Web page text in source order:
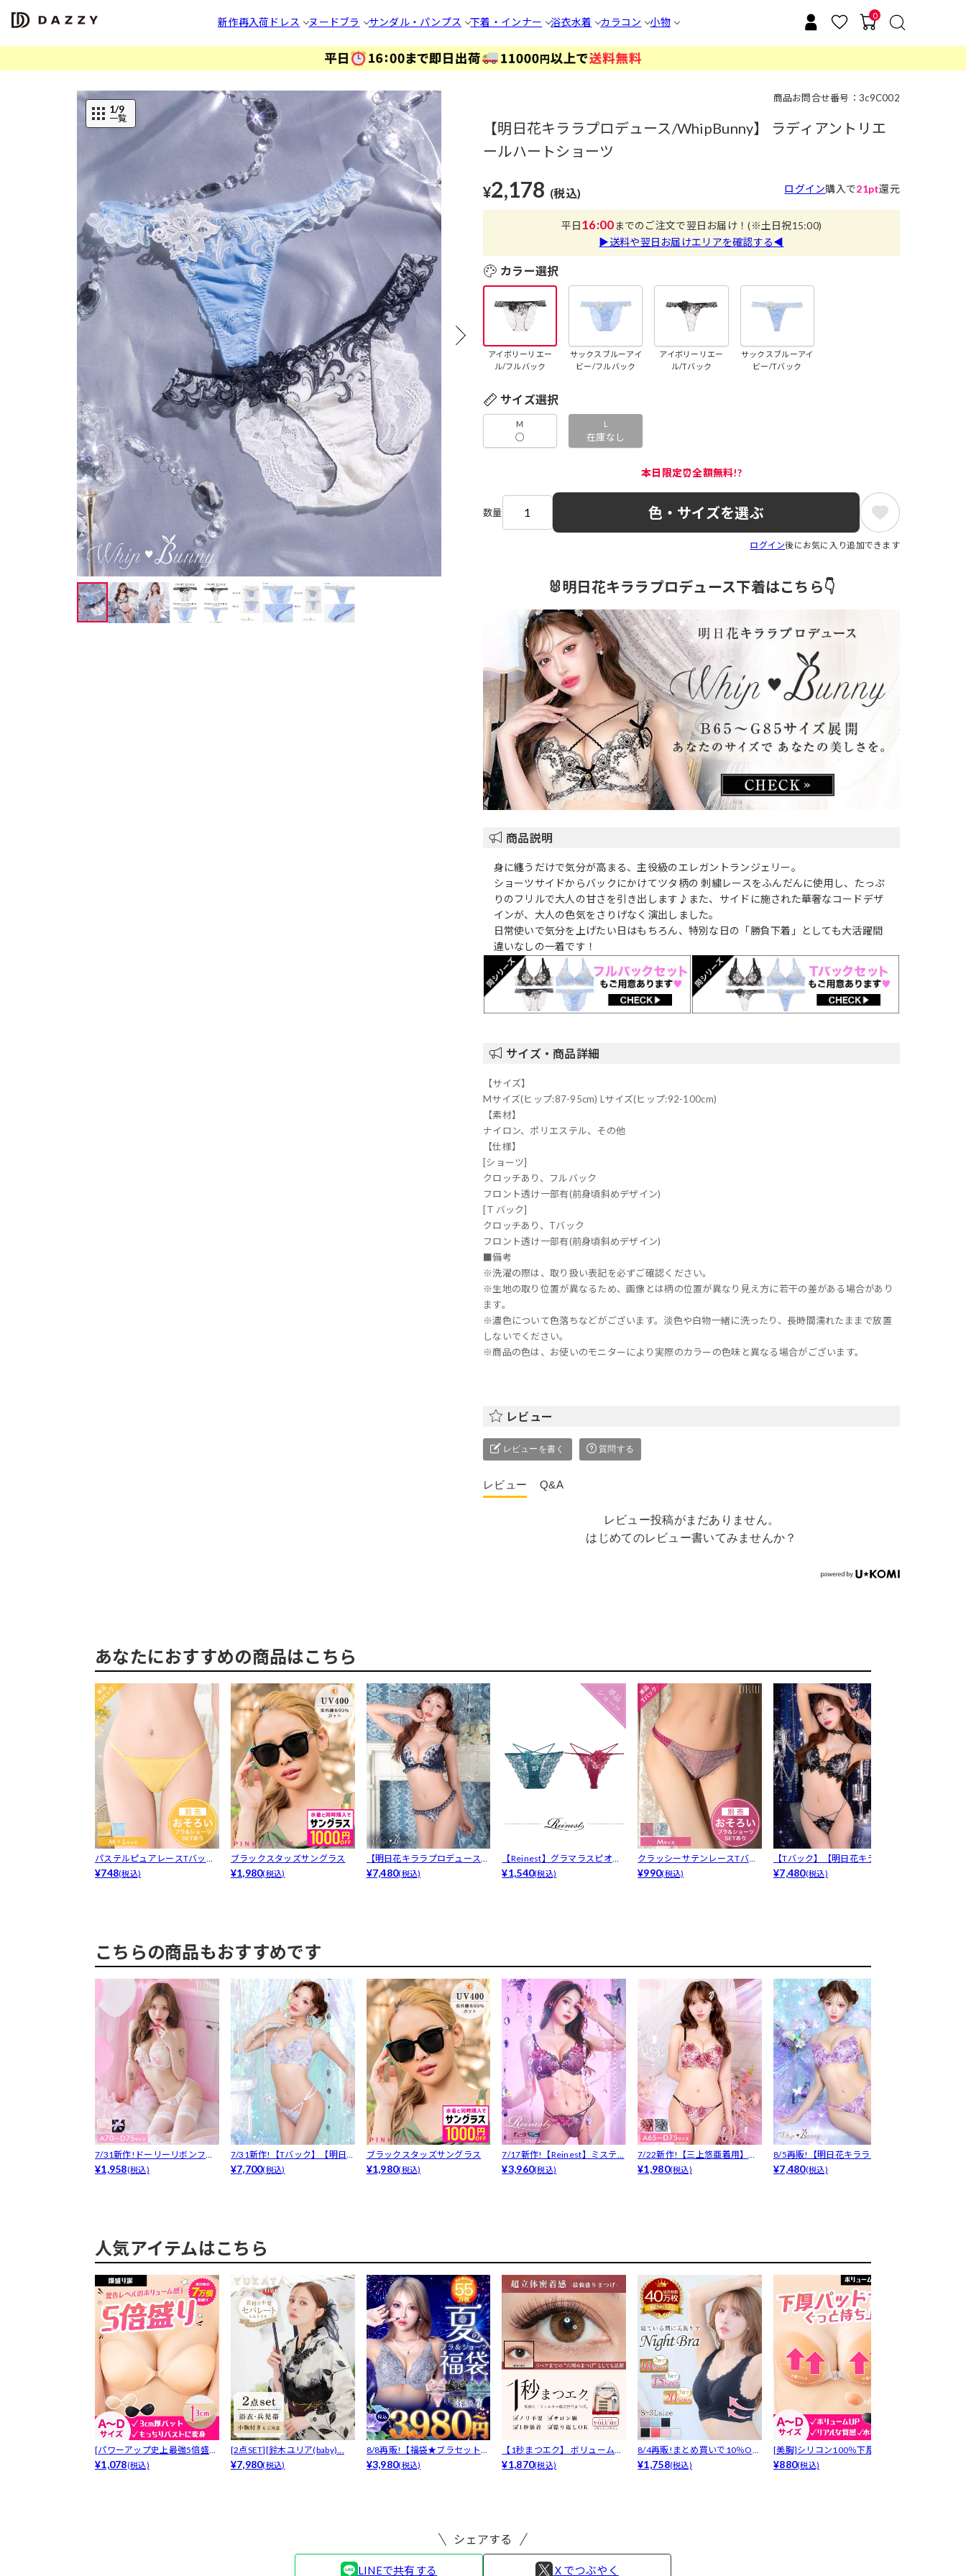
新作再入荷 ドレス ヌードブラ サンダル・パンプス 下着・インナー 浴衣水着 カラコン 小物
0
1/9
一覧
商品お問合せ番号：3c9C002
【明日花キララプロデュース/WhipBunny】 ラディアントリエ
ールハートショーツ
¥2,178 (税込) ログイン購入で21pt還元
平日16:00までのご注文で翌日お届け！(※土日祝15:00)
▶送料や翌日お届けエリアを確認する◀
カラー選択
アイボリーリエー
ル/フルバック
サックスブルーアイ
ビー/フルバック
アイボリーリエー
ル/Tバック
サックスブルーアイ
ビー/Tバック
サイズ選択
M
○
L
在庫なし
本日限定⏰全額無料!?
数量 色・サイズを選ぶ
ログイン後にお気に入り追加できます
🐰明日花キララプロデュース下着はこちら👇
商品説明
身に纏うだけで気分が高まる、主役級のエレガントランジェリー。
ショーツサイドからバックにかけてツタ柄の 刺繍レースをふんだんに使用し、たっぷ
りのフリルで大人の甘さを引き出します♪また、サイドに施された華奢なコードデザ
インが、大人の色気をさりげなく演出しました。
日常使いで気分を上げたい日はもちろん、特別な日の「勝負下着」としても大活躍間
違いなしの一着です！
サイズ・商品詳細
【サイズ】
Mサイズ(ヒップ:87-95cm) Lサイズ(ヒップ:92-100cm)
【素材】
ナイロン、ポリエステル、その他
【仕様】
[ショーツ]
クロッチあり、フルバック
フロント透け一部有(前身頃斜めデザイン)
[Ｔバック]
クロッチあり、Tバック
フロント透け一部有(前身頃斜めデザイン)
■備考
※洗濯の際は、取り扱い表記を必ずご確認ください。
※生地の取り位置が異なるため、画像とは柄の位置が異なり見え方に若干の差がある場合があり
ます。
※濃色について色落ちなどがございます。淡色や白物一緒に洗ったり、長時間濡れたままで放置
しないでください。
※商品の色は、お使いのモニターにより実際のカラーの色味と異なる場合がございます。
レビュー
レビューを書く 質問する
レビュー Q&A
レビュー投稿がまだありません。
はじめてのレビュー書いてみませんか？
あなたにおすすめの商品はこちら
パステルピュアレースTバック
ショーツ単...
¥748(税込)
ブラックスタッズサングラス
¥1,980(税込)
【明日花キララプロデュース/
WhipB...
¥7,480(税込)
【Reinest】グラマラスピオニ
ーコ...
¥1,540(税込)
クラッシーサテンレースTバッ
クショーツ...
¥990(税込)
【Tバック】【明日花キララプ
ロデュース...
¥7,480(税込)
こちらの商品もおすすめです
7/31新作!ドーリーリボンフリ
ルブラ...
¥1,958(税込)
7/31新作!【Tバック】【明日
花キラ...
¥7,700(税込)
ブラックスタッズサングラス
¥1,980(税込)
7/17新作!【Reinest】ミステ...
¥3,960(税込)
7/22新作!【三上悠亜着用】ブ
ルーミ...
¥1,980(税込)
8/5再販!【明日花キララプロデ
ュース...
¥7,480(税込)
人気アイテムはこちら
[パワーアップ史上最強5倍盛り
アップも...
¥1,078(税込)
[2点SET][鈴木ユリア(baby)...
¥7,980(税込)
8/8再販!【福袋★ブラセット3
点入】...
¥3,980(税込)
【1秒まつエク】 ボリュームタ
イプ ブ...
¥1,870(税込)
8/4再販!まとめ買いで10％OF
F！...
¥1,758(税込)
[美胸]シリコン100％下厚プッ
シュア...
¥880(税込)
シェアする
LINEで共有する Ｘでつぶやく